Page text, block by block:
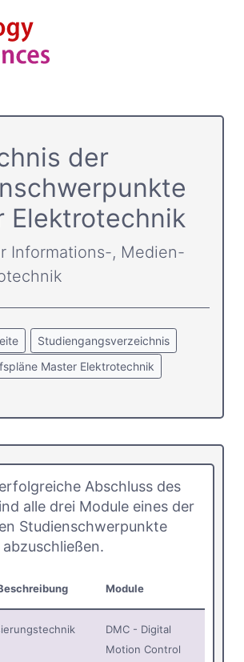
der
Elektrotechnik
Informations-, Medien-
Studiengangsverzeichnis
Master Elektrotechnik
Abschluss des
alle drei Module eines der
Studienschwerpunkte
Module
DMC - Digital
Motion Control